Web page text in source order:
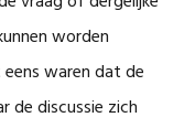
worden
waren dat de
de discussie zich